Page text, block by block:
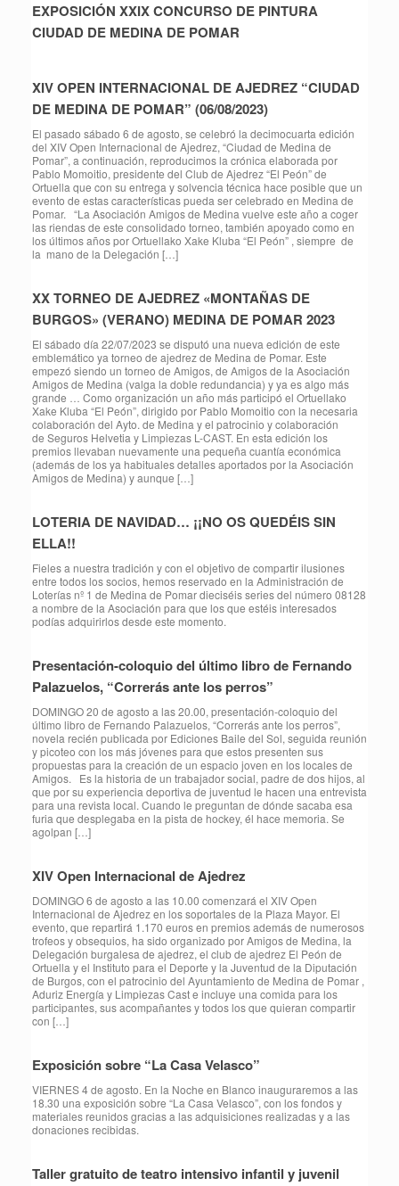
EXPOSICIÓN XXIX CONCURSO DE PINTURA
CIUDAD DE MEDINA DE POMAR
XIV OPEN INTERNACIONAL DE AJEDREZ “CIUDAD
DE MEDINA DE POMAR” (06/08/2023)
El pasado sábado 6 de agosto, se celebró la decimocuarta edición
del XIV Open Internacional de Ajedrez, “Ciudad de Medina de
Pomar”, a continuación, reproducimos la crónica elaborada por
Pablo Momoitio, presidente del Club de Ajedrez “El Peón” de
Ortuella que con su entrega y solvencia técnica hace posible que un
evento de estas características pueda ser celebrado en Medina de
Pomar. “La Asociación Amigos de Medina vuelve este año a coger
las riendas de este consolidado torneo, también apoyado como en
los últimos años por Ortuellako Xake Kluba “El Peón” , siempre de
la mano de la Delegación […]
XX TORNEO DE AJEDREZ «MONTAÑAS DE
BURGOS» (VERANO) MEDINA DE POMAR 2023
El sábado día 22/07/2023 se disputó una nueva edición de este
emblemático ya torneo de ajedrez de Medina de Pomar. Este
empezó siendo un torneo de Amigos, de Amigos de la Asociación
Amigos de Medina (valga la doble redundancia) y ya es algo más
grande … Como organización un año más participó el Ortuellako
Xake Kluba “El Peón”, dirigido por Pablo Momoitio con la necesaria
colaboración del Ayto. de Medina y el patrocinio y colaboración
de Seguros Helvetia y Limpiezas L-CAST. En esta edición los
premios llevaban nuevamente una pequeña cuantía económica
(además de los ya habituales detalles aportados por la Asociación
Amigos de Medina) y aunque […]
LOTERIA DE NAVIDAD… ¡¡NO OS QUEDÉIS SIN
ELLA!!
Fieles a nuestra tradición y con el objetivo de compartir ilusiones
entre todos los socios, hemos reservado en la Administración de
Loterías nº 1 de Medina de Pomar dieciséis series del número 08128
a nombre de la Asociación para que los que estéis interesados
podías adquirirlos desde este momento.
Presentación-coloquio del último libro de Fernando
Palazuelos, “Correrás ante los perros”
DOMINGO 20 de agosto a las 20.00, presentación-coloquio del
último libro de Fernando Palazuelos, “Correrás ante los perros”,
novela recién publicada por Ediciones Baile del Sol, seguida reunión
y picoteo con los más jóvenes para que estos presenten sus
propuestas para la creación de un espacio joven en los locales de
Amigos. Es la historia de un trabajador social, padre de dos hijos, al
que por su experiencia deportiva de juventud le hacen una entrevista
para una revista local. Cuando le preguntan de dónde sacaba esa
furia que desplegaba en la pista de hockey, él hace memoria. Se
agolpan […]
XIV Open Internacional de Ajedrez
DOMINGO 6 de agosto a las 10.00 comenzará el XIV Open
Internacional de Ajedrez en los soportales de la Plaza Mayor. El
evento, que repartirá 1.170 euros en premios además de numerosos
trofeos y obsequios, ha sido organizado por Amigos de Medina, la
Delegación burgalesa de ajedrez, el club de ajedrez El Peón de
Ortuella y el Instituto para el Deporte y la Juventud de la Diputación
de Burgos, con el patrocinio del Ayuntamiento de Medina de Pomar ,
Aduriz Energía y Limpiezas Cast e incluye una comida para los
participantes, sus acompañantes y todos los que quieran compartir
con […]
Exposición sobre “La Casa Velasco”
VIERNES 4 de agosto. En la Noche en Blanco inauguraremos a las
18.30 una exposición sobre “La Casa Velasco”, con los fondos y
materiales reunidos gracias a las adquisiciones realizadas y a las
donaciones recibidas.
Taller gratuito de teatro intensivo infantil y juvenil